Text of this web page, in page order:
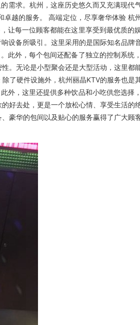
求。杭州，这座历史悠久而又充满现代
越的服务。 高端定位，尽享奢华体验 杭
让每一位顾客都能在这里享受到最优质的
设备所吸引。这里采用的是国际知名品牌
此外，每个包间还配备了独立的控制系统
。无论是小型聚会还是大型活动，这里都
了硬件设施外，杭州丽晶KTV的服务也是
外，这里还提供多种饮品和小吃供您选择
好去处，更是一个放松心情、享受生活的
豪华的包间以及贴心的服务赢得了广大顾